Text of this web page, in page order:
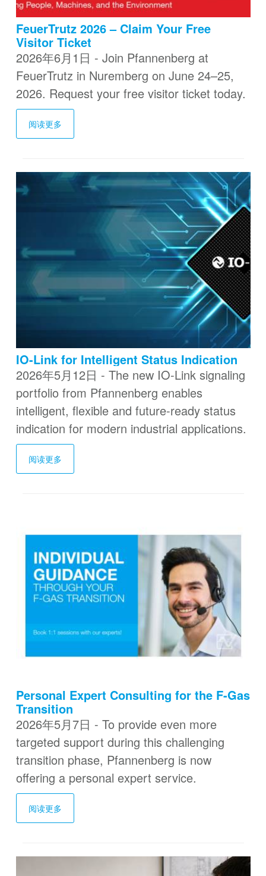
FeuerTrutz 2026 – Claim Your Free
Visitor Ticket
2026年6月1日 - Join Pfannenberg at
FeuerTrutz in Nuremberg on June 24–25,
2026. Request your free visitor ticket today.
阅读更多
IO-Link for Intelligent Status Indication
2026年5月12日 - The new IO-Link signaling
portfolio from Pfannenberg enables
intelligent, flexible and future-ready status
indication for modern industrial applications.
阅读更多
Personal Expert Consulting for the F-Gas
Transition
2026年5月7日 - To provide even more
targeted support during this challenging
transition phase, Pfannenberg is now
offering a personal expert service.
阅读更多